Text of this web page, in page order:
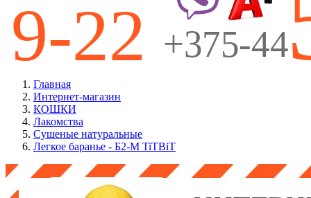
Главная
Интернет-магазин
КОШКИ
Лакомства
Сушеные натуральные
Легкое баранье - Б2-M TiTBiT